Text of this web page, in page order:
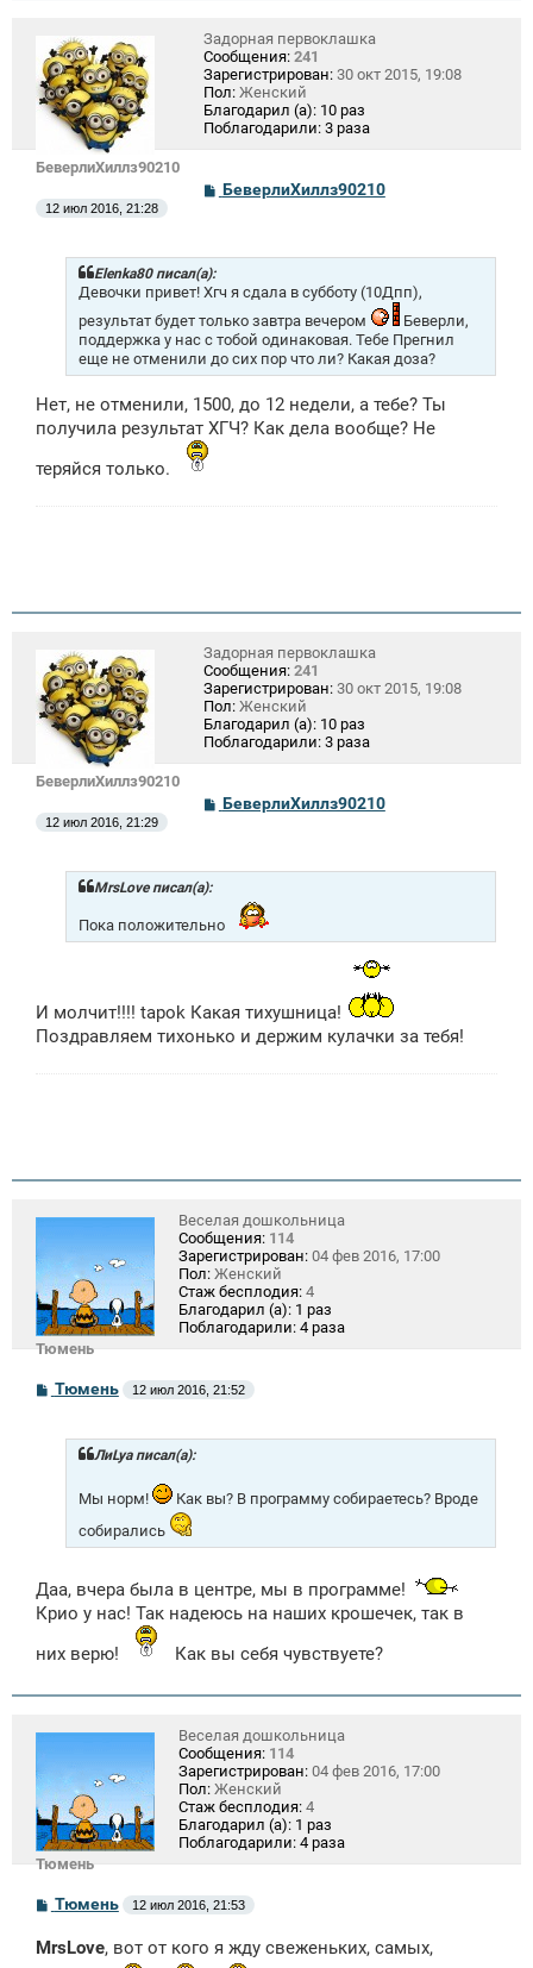
БеверлиХиллз90210
Задорная первоклашка
Сообщения: 241
Зарегистрирован: 30 окт 2015, 19:08
Пол: Женский
Благодарил (а): 10 раз
Поблагодарили: 3 раза
С
щ
н
е
БеверлиХиллз90210
12 июл 2016, 21:28
Elenka80 писал(а):
Девочки привет! Хгч я сдала в субботу (10Дпп),
результат будет только завтра вечером
Беверли,
поддержка у нас с тобой одинаковая. Тебе Прегнил
еще не отменили до сих пор что ли? Какая доза?
Нет, не отменили, 1500, до 12 недели, а тебе? Ты
получила результат ХГЧ? Как дела вообще? Не
теряйся только.
БеверлиХиллз90210
Задорная первоклашка
Сообщения: 241
Зарегистрирован: 30 окт 2015, 19:08
Пол: Женский
Благодарил (а): 10 раз
Поблагодарили: 3 раза
С
щ
е
БеверлиХиллз90210
12 июл 2016, 21:29
MrsLove писал(а):
Пока положительно
И молчит!!!! tapok Какая тихушница!
Поздравляем тихонько и держим кулачки за тебя!
Тюмень
Веселая дошкольница
Сообщения: 114
Зарегистрирован: 04 фев 2016, 17:00
Пол: Женский
Стаж бесплодия: 4
Благодарил (а): 1 раз
Поблагодарили: 4 раза
СТюмень 12 июл 2016, 21:52
ЛиLya писал(а):
Мы норм!
Как вы? В программу собираетесь? Вроде
собирались
Даа, вчера была в центре, мы в программе!
Крио у нас! Так надеюсь на наших крошечек, так в
них верю!
Как вы себя чувствуете?
Тюмень
Веселая дошкольница
Сообщения: 114
Зарегистрирован: 04 фев 2016, 17:00
Пол: Женский
Стаж бесплодия: 4
Благодарил (а): 1 раз
Поблагодарили: 4 раза
С
о
б
Тюмень 12 июл 2016, 21:53
MrsLove, вот от кого я жду свеженьких, самых,